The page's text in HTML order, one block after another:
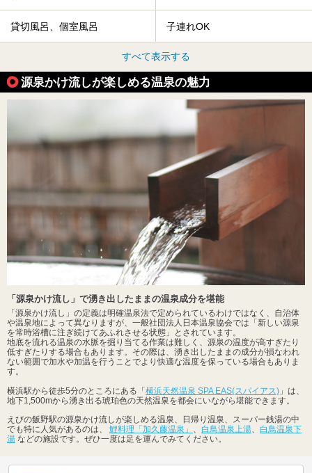
貸切風呂、個室風呂 子連れOK
すべて表示する
源泉かけ流しが楽しめる温泉の魅力
「源泉かけ流し」で湧き出したままの温泉成分を堪能
「源泉かけ流し」の定義は明確温泉法で定められているわけではなく、自治体
や温泉地によって異なりますが、一般社団法人日本温泉協会では「新しい源泉
を常時浴槽に注ぎ続けてあふれさせる状態」とされています。
地底を流れる温泉の水脈を掘り当てる作業は難しく、源泉の温度が高すぎたり
低すぎたりする場合もあります。その際は、湧き出したままの成分が損なわれ
ない範囲で加水や加温を行うことでより快適な温度を保っている場合もありま
す。
横浜駅から徒歩5分のところにある「 横浜天然温泉 SPA EAS(スパイアス) 」は、
地下1,500mから湧き出る琥珀色の天然温泉を都会にいながら堪能できます。
えびの飯野駅の源泉かけ流しが楽しめる温泉、日帰り温泉、スーパー銭湯の中
でも特に人気があるのは、 鯉料理「加久藤温泉」 、 白鳥温泉上湯、 白鳥温泉下
湯 などの施設です。ぜひ一度は足を運んでみてください。